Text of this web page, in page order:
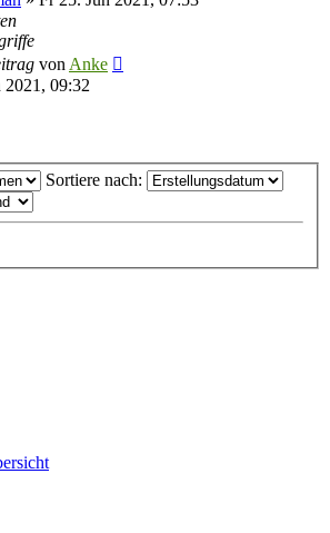
von Anke
2021, 09:32
Sortiere nach: